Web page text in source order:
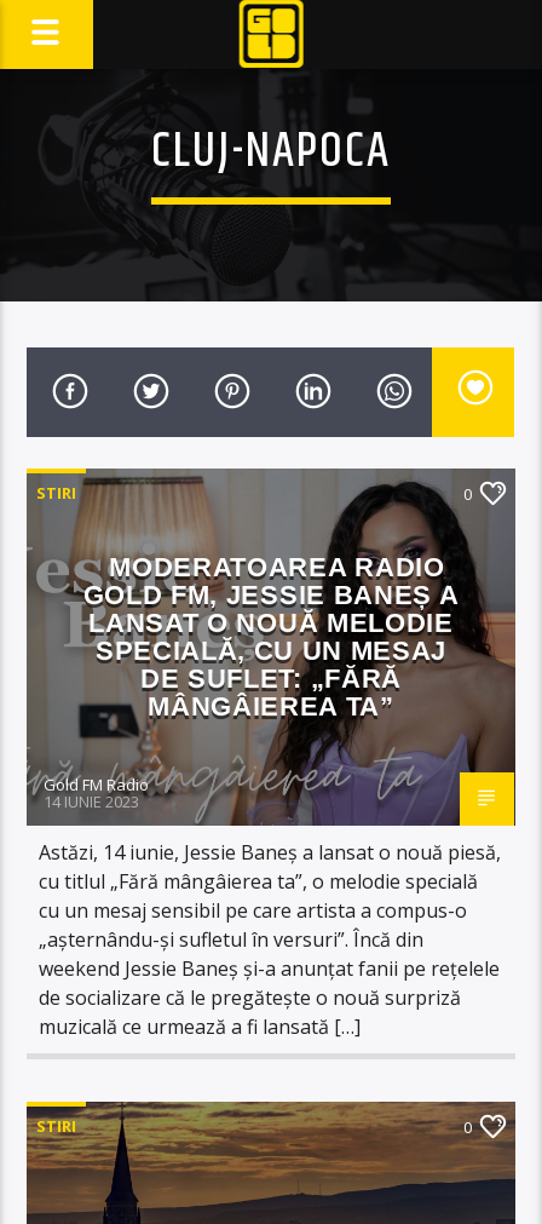
CLUJ-NAPOCA
STIRI 0
MODERATOAREA RADIO
GOLD FM, JESSIE BANEȘ A
LANSAT O NOUĂ MELODIE
SPECIALĂ, CU UN MESAJ
DE SUFLET: „FĂRĂ
MÂNGÂIEREA TA”
Gold FM Radio
14 IUNIE 2023
Astăzi, 14 iunie, Jessie Baneș a lansat o nouă piesă,
cu titlul „Fără mângâierea ta”, o melodie specială
cu un mesaj sensibil pe care artista a compus-o
„așternându-și sufletul în versuri”. Încă din
weekend Jessie Baneș și-a anunțat fanii pe rețelele
de socializare că le pregătește o nouă surpriză
muzicală ce urmează a fi lansată […]
STIRI 0